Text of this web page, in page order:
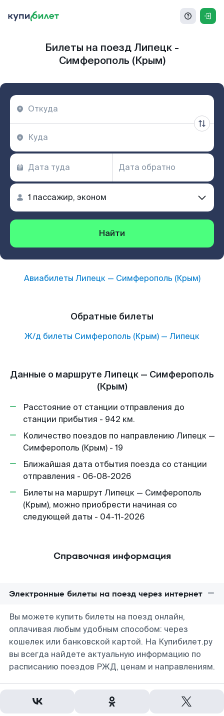
Билеты на поезд Липецк -
Симферополь (Крым)
Найти
Авиабилеты Липецк— Симферополь (Крым)
Обратные билеты
Ж/д билеты Симферополь (Крым) — Липецк
Данные о маршруте Липецк — Симферополь
(Крым)
Расстояние от станции отправления до
станции прибытия - 942 км.
Количество поездов по направлению Липецк —
Симферополь (Крым) - 19
Ближайшая дата отбытия поезда со станции
отправления - 06-08-2026
Билеты на маршрут Липецк — Симферополь
(Крым), можно приобрести начиная со
следующей даты - 04-11-2026
Справочная информация
Электронные билеты на поезд через интернет
Вы можете купить билеты на поезд онлайн,
оплачивая любым удобным способом: через
кошелек или банковской картой. На Купибилет.ру
вы всегда найдете актуальную информацию по
расписанию поездов РЖД, ценам и направлениям.